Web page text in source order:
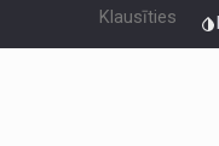
Klausīties